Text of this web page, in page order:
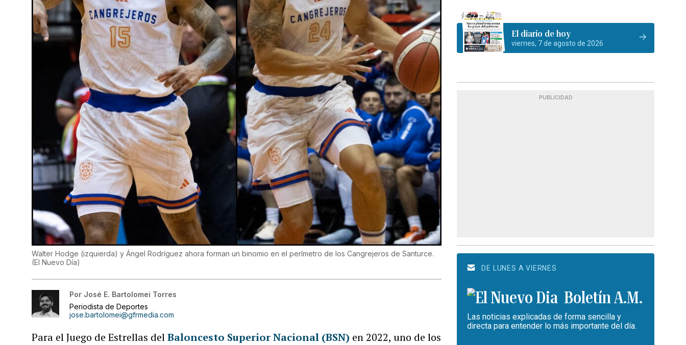
Walter Hodge (izquierda) y Ángel Rodríguez ahora forman un binomio en el perímetro de los Cangrejeros de Santurce.
(El Nuevo Día)
Por José E. Bartolomei Torres
Periodista de Deportes
jose.bartolomei@gfrmedia.com
Para el Juego de Estrellas delBaloncesto Superior Nacional (BSN) en 2022, uno de los
El diario de hoy
viernes, 7 de agosto de 2026
PUBLICIDAD
DE LUNES A VIERNES
Boletín A.M.
Las noticias explicadas de forma sencilla y
directa para entender lo más importante del día.